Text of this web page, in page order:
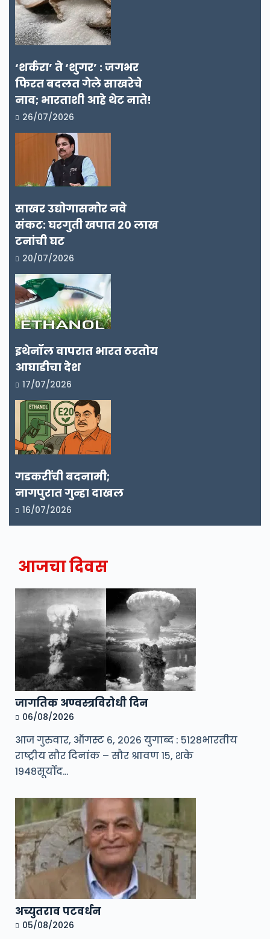
‘शर्करा’ ते ‘शुगर’ : जगभर
फिरत बदलत गेले साखरेचे
नाव; भारताशी आहे थेट नाते!
26/07/2026
साखर उद्योगासमोर नवे
संकट: घरगुती खपात २० लाख
टनांची घट
20/07/2026
इथेनॉल वापरात भारत ठरतोय
आघाडीचा देश
17/07/2026
गडकरींची बदनामी;
नागपुरात गुन्हा दाखल
16/07/2026
आजचा दिवस
जागतिक अण्वस्त्रविरोधी दिन
06/08/2026
आज गुरुवार, ऑगस्ट ६, २०२६ युगाब्द : ५१२८भारतीय
राष्ट्रीय सौर दिनांक – सौर श्रावण १५, शके
१९४८सूर्योद…
अच्युतराव पटवर्धन
05/08/2026